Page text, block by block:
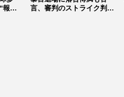
報復
言、審判のストライク判定